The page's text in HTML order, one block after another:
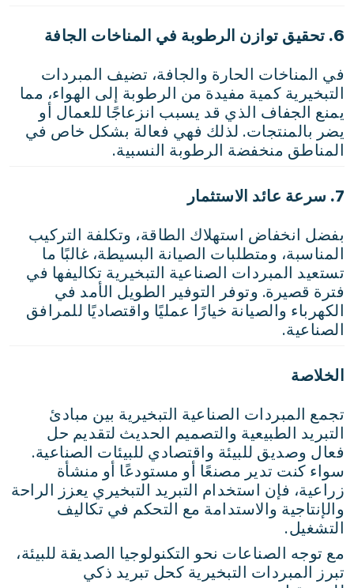
6. تحقيق توازن الرطوبة في المناخات الجافة
في المناخات الحارة والجافة، تضيف المبردات
التبخيرية كمية مفيدة من الرطوبة إلى الهواء، مما
يمنع الجفاف الذي قد يسبب انزعاجًا للعمال أو
يضر بالمنتجات. لذلك فهي فعالة بشكل خاص في
المناطق منخفضة الرطوبة النسبية.
7. سرعة عائد الاستثمار
بفضل انخفاض استهلاك الطاقة، وتكلفة التركيب
المناسبة، ومتطلبات الصيانة البسيطة، غالبًا ما
تستعيد المبردات الصناعية التبخيرية تكاليفها في
فترة قصيرة. وتوفر التوفير الطويل الأمد في
الكهرباء والصيانة خيارًا عمليًا واقتصاديًا للمرافق
الصناعية.
الخلاصة
تجمع المبردات الصناعية التبخيرية بين مبادئ
التبريد الطبيعية والتصميم الحديث لتقديم حل
فعال وصديق للبيئة واقتصادي للبيئات الصناعية.
سواء كنت تدير مصنعًا أو مستودعًا أو منشأة
زراعية، فإن استخدام التبريد التبخيري يعزز الراحة
والإنتاجية والاستدامة مع التحكم في تكاليف
التشغيل.
مع توجه الصناعات نحو التكنولوجيا الصديقة للبيئة،
تبرز المبردات التبخيرية كحل تبريد ذكي